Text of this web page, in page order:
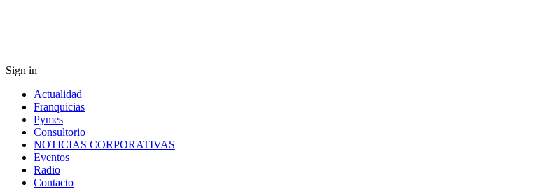
Sign in
Actualidad
Franquicias
Pymes
Consultorio
NOTICIAS CORPORATIVAS
Eventos
Radio
Contacto